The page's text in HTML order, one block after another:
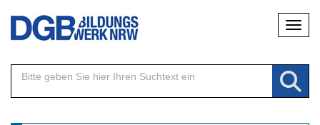
Direkt
Inhalt